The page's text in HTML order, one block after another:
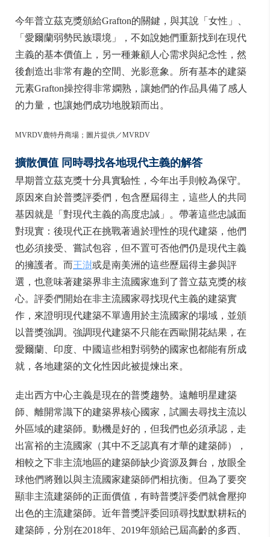
今年普立茲克獎頒給Grafton的關鍵，與其說「女性」、
「愛爾蘭弱勢民族環境」，不如說她們重新找到在現代
主義的基本價值上，另一種兼顧人心需求與紀念性，然
後創造出非常有趣的空間、光影意象。所有基本的建築
元素Grafton操控得非常嫻熟，讓她們的作品具備了感人
的力量，也讓她們成功地脫穎而出。
MVRDV鹿特丹商場；圖片提供／MVRDV
擴散價值 同時尋找各地現代主義的解答
早期普立茲克獎十分具實驗性，今年出手則較為保守。
原因來自於普獎評委們，包含歷屆得主，這些人的共同
基因就是「對現代主義的高度忠誠」。帶著這些忠誠面
對現實：後現代正在挑戰著過於理性的現代建築，他們
也必須接受、嘗試包容，但不置可否他們仍是現代主義
的擁護者。而王澍或是南美洲的這些歷屆得主參與評
選，也意味著建築界非主流國家進到了普立茲克獎的核
心。評委們開始在非主流國家尋找現代主義的建築實
作，來證明現代建築不單適用於主流國家的場域，並頒
以普獎強調。強調現代建築不只能在西歐開花結果，在
愛爾蘭、印度、中國這些相對弱勢的國家也都能有所成
就，各地建築的文化性因此被提煉出來。
走出西方中心主義是現在的普獎趨勢。遠離明星建築
師、離開常識下的建築界核心國家，試圖去尋找主流以
外區域的建築師。動機是好的，但我們也必須承認，走
出富裕的主流國家（其中不乏認真有才華的建築師），
相較之下非主流地區的建築師缺少資源及舞台，放眼全
球他們將難以與主流國家建築師們相抗衡。但為了要突
顯非主流建築師的正面價值，有時普獎評委們就會壓抑
出色的主流建築師。近年普獎評委回頭尋找默默耕耘的
建築師，分別在2018年、2019年頒給已屆高齡的多西、